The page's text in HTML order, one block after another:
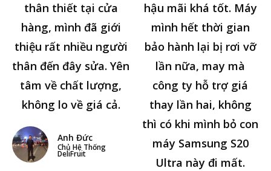
thân thiết tại cửa
hàng, mình đã giới
thiệu rất nhiều người
thân đến đây sửa. Yên
tâm về chất lượng,
không lo về giá cả.
Anh Đức
Chủ Hệ Thống
DeliFruit
hậu mãi khá tốt. Máy
mình hết thời gian
bảo hành lại bị rơi vỡ
lần nữa, may mà
công ty hỗ trợ giá
thay lần hai, không
thì có khi mình bỏ con
máy Samsung S20
Ultra này đi mất.